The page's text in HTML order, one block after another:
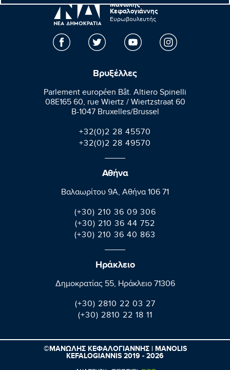
Μανώλης
Κεφαλογιάννης
Ευρωβουλευτής
Βρυξέλλες
Parlement européen Bât. Altiero Spinelli
08E165 60, rue Wiertz / Wiertzstraat 60
B-1047 Bruxelles/Brussel
+32(0)2 28 45570
+32(0)2 28 49570
Αθήνα
Βαλαωρίτου 9A, Aθήνα 106 71
(+30) 210 36 09 306
(+30) 210 36 44 752
(+30) 210 36 40 863
Ηράκλειο
Δημοκρατίας 55, Ηράκλειο 71306
(+30) 2810 22 03 27
(+30) 2810 22 18 11
©ΜΑΝΩΛΗΣ ΚΕΦΑΛΟΓΙΑΝΝΗΣ | MANOLIS
KEFALOGIANNIS 2019 - 2026